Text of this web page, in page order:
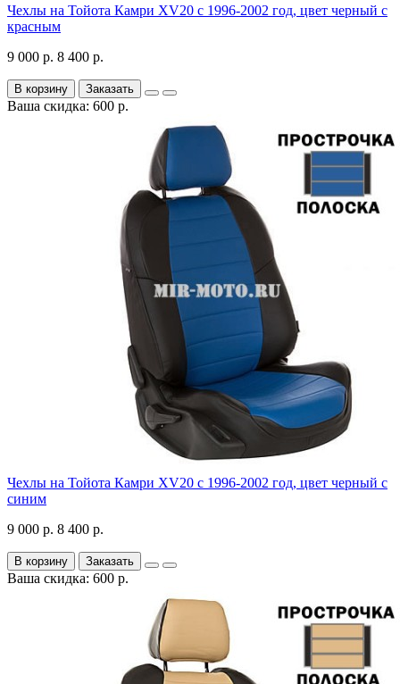
Чехлы на Тойота Камри XV20 с 1996-2002 год, цвет черный с
красным
9 000 р. 8 400 р.
В корзину Заказать
Ваша скидка: 600 р.
Чехлы на Тойота Камри XV20 с 1996-2002 год, цвет черный с
синим
9 000 р. 8 400 р.
В корзину Заказать
Ваша скидка: 600 р.